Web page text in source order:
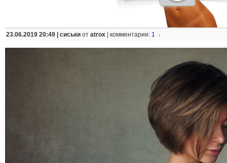
23.06.2019 20:49 | сиськи от atrox комментарии: 1 ↓